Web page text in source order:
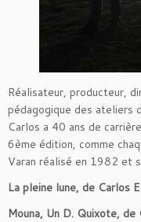
Réalisateur, producteur,
pédagogique des ateliers
Carlos a 40 ans de
6ème édition, comme
Varan réalisé en 1982 et
La pleine lune, de Carlos
Mouna, Un D. Quixote, de